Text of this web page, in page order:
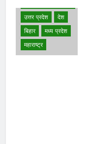
उत्तर प्रदेश
देश
बिहार
मध्य प्रदेश
महाराष्ट्र